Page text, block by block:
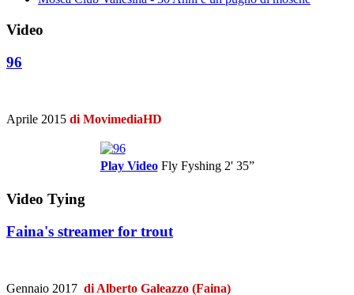
Video
96
Aprile 2015 di MovimediaHD
Play Video Fly Fyshing 2' 35”
Video Tying
Faina's streamer for trout
Gennaio 2017 di Alberto Galeazzo (Faina)